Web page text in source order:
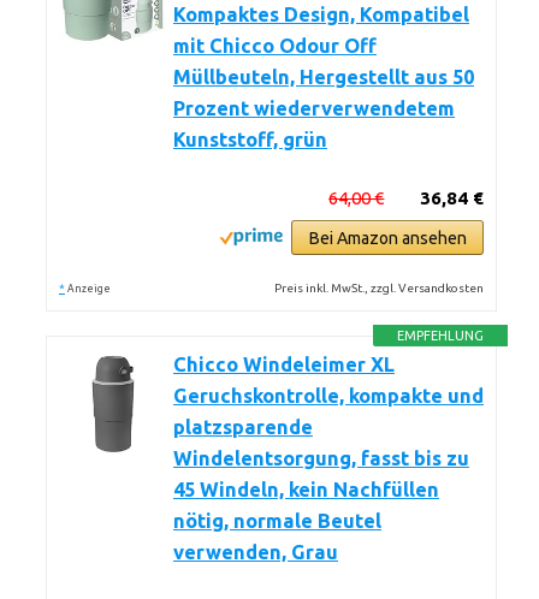
Kompaktes Design, Kompatibel
mit Chicco Odour Off
Müllbeuteln, Hergestellt aus 50
Prozent wiederverwendetem
Kunststoff, grün
36,84 €
64,00 €
Bei Amazon ansehen
* Anzeige Preis inkl. MwSt., zzgl. Versandkosten
EMPFEHLUNG
Chicco Windeleimer XL
Geruchskontrolle, kompakte und
platzsparende
Windelentsorgung, fasst bis zu
45 Windeln, kein Nachfüllen
nötig, normale Beutel
verwenden, Grau